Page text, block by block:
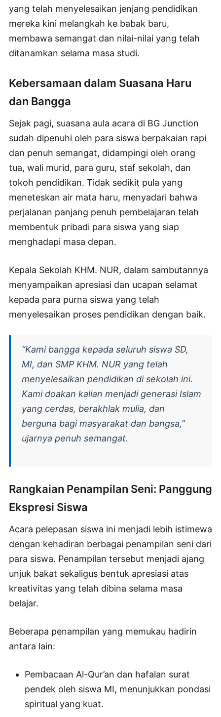
yang telah menyelesaikan jenjang pendidikan
mereka kini melangkah ke babak baru,
membawa semangat dan nilai-nilai yang telah
ditanamkan selama masa studi.
Kebersamaan dalam Suasana Haru
dan Bangga
Sejak pagi, suasana aula acara di BG Junction
sudah dipenuhi oleh para siswa berpakaian rapi
dan penuh semangat, didampingi oleh orang
tua, wali murid, para guru, staf sekolah, dan
tokoh pendidikan. Tidak sedikit pula yang
meneteskan air mata haru, menyadari bahwa
perjalanan panjang penuh pembelajaran telah
membentuk pribadi para siswa yang siap
menghadapi masa depan.
Kepala Sekolah KHM. NUR, dalam sambutannya
menyampaikan apresiasi dan ucapan selamat
kepada para purna siswa yang telah
menyelesaikan proses pendidikan dengan baik.
“Kami bangga kepada seluruh siswa SD,
MI, dan SMP KHM. NUR yang telah
menyelesaikan pendidikan di sekolah ini.
Kami doakan kalian menjadi generasi Islam
yang cerdas, berakhlak mulia, dan
berguna bagi masyarakat dan bangsa,”
ujarnya penuh semangat.
Rangkaian Penampilan Seni: Panggung
Ekspresi Siswa
Acara pelepasan siswa ini menjadi lebih istimewa
dengan kehadiran berbagai penampilan seni dari
para siswa. Penampilan tersebut menjadi ajang
unjuk bakat sekaligus bentuk apresiasi atas
kreativitas yang telah dibina selama masa
belajar.
Beberapa penampilan yang memukau hadirin
antara lain:
Pembacaan Al-Qur’an dan hafalan surat
pendek oleh siswa MI, menunjukkan pondasi
spiritual yang kuat.